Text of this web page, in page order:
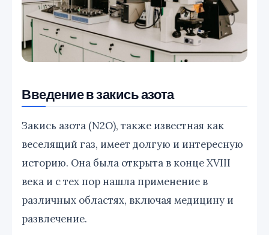
Введение в закись азота
Закись азота (N2O), также известная как
веселящий газ, имеет долгую и интересную
историю. Она была открыта в конце XVIII
века и с тех пор нашла применение в
различных областях, включая медицину и
развлечение.